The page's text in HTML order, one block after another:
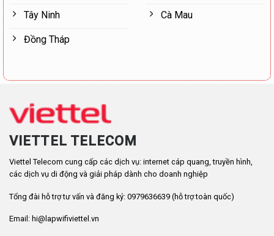
Tây Ninh
Đồng Tháp
Cà Mau
VIETTEL TELECOM
Viettel Telecom cung cấp các dịch vụ: internet cáp quang, truyền hình,
các dịch vụ di động và giải pháp dành cho doanh nghiệp
Tổng đài hỗ trợ tư vấn và đăng ký: 0979636639 (hỗ trợ toàn quốc)
Email: hi@lapwifiviettel.vn